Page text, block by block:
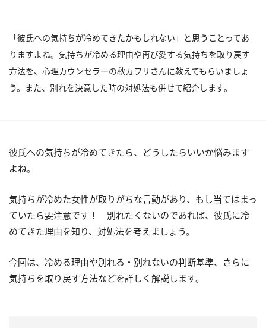
「彼氏への気持ちが冷めてきたかもしれない」と思うことってあ
りますよね。気持ちが冷める理由や再び愛する気持ちを取り戻す
方法を、心理カウンセラーの秋カヲリさんに教えてもらいましょ
う。また、別れを決意した時の対処法も併せて紹介します。
彼氏への気持ちが冷めてきたら、どうしたらいいか悩みます
よね。
気持ちが冷めた女性が取りがちな言動があり、もし当てはまっ
ていたら要注意です！ 別れたくないのであれば、彼氏に冷
めてきた理由を知り、対処法を考えましょう。
今回は、冷める理由や別れる・別れないの判断基準、さらに
気持ちを取り戻す方法などを詳しく解説します。